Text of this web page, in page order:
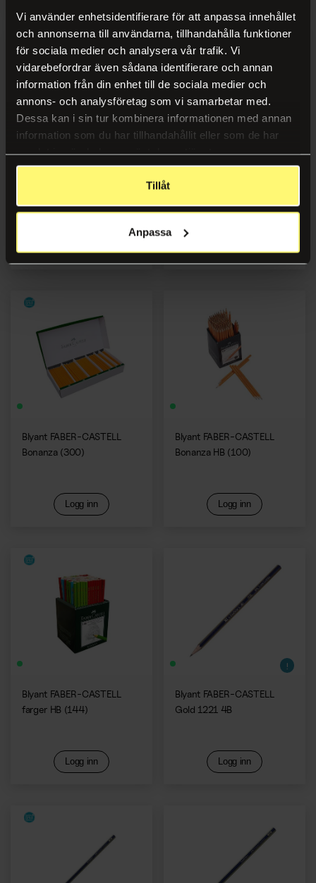
Vi använder enhetsidentifierare för att anpassa innehållet
och annonserna till användarna, tillhandahålla funktioner
för sociala medier och analysera vår trafik. Vi
vidarebefordrar även sådana identifierare och annan
information från din enhet till de sociala medier och
annons- och analysföretag som vi samarbetar med.
Dessa kan i sin tur kombinera informationen med annan
information som du har tillhandahållit eller som de har
samlat in när du har använt deras tjänster.
Tillåt
Anpassa
Blyant FABER-CASTELL
Bonanza (300)
Logg inn
Blyant FABER-CASTELL
Bonanza HB (100)
Logg inn
Blyant FABER-CASTELL
farger HB (144)
Logg inn
Blyant FABER-CASTELL
Gold 1221 4B
Logg inn